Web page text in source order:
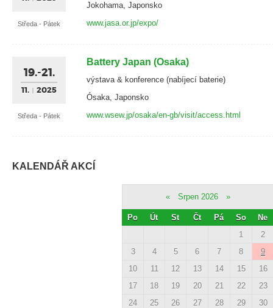
Středa - Pátek
Jokohama, Japonsko
www.jasa.or.jp/expo/
19.-21.
11. 2025
Středa - Pátek
Battery Japan (Osaka)
výstava & konference (nabíjecí baterie)
Ósaka, Japonsko
www.wsew.jp/osaka/en-gb/visit/access.html
KALENDÁŘ AKCÍ
« Srpen 2026 »
Po Út St Čt Pá So
Ne
1
2
3
4 5 6 7 8
9
10
11 12 13 14 15
16
17
18 19 20 21 22
23
24
25 26 27 28 29
30